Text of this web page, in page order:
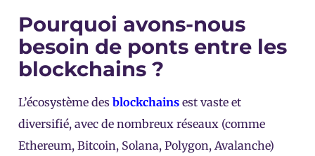
Pourquoi avons-nous
besoin de ponts entre les
blockchains ?
L’écosystème des blockchains est vaste et
diversifié, avec de nombreux réseaux (comme
Ethereum, Bitcoin, Solana, Polygon, Avalanche)